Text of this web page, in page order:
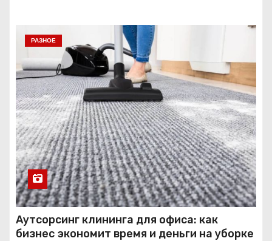
РАЗНОЕ
Аутсорсинг клининга для офиса: как
бизнес экономит время и деньги на уборке